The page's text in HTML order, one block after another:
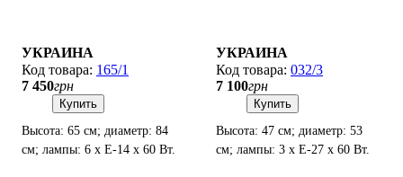
УКРАИНА
165/1
7 450грн
Купить
Высота: 65 см; диаметр: 84
см; лампы: 6 х Е-14 х 60 Вт.
УКРАИНА
032/3
7 100грн
Купить
Высота: 47 см; диаметр: 53
см; лампы: 3 х Е-27 х 60 Вт.